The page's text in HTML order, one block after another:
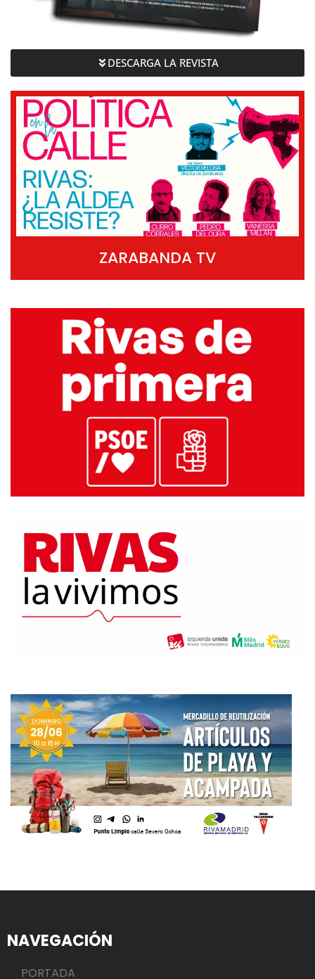
DESCARGA LA REVISTA
ZARABANDA TV
NAVEGACIÓN
PORTADA